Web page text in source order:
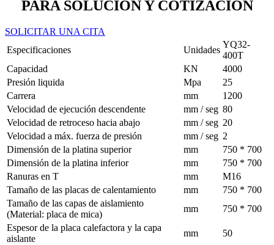
PARA SOLUCIÓN Y COTIZACIÓN
SOLICITAR UNA CITA
Especificaciones
Unidades
YQ32-
400T
Capacidad
KN
4000
Presión liquida
Mpa
25
Carrera
mm
1200
Velocidad de ejecución descendente
mm / seg 80
Velocidad de retroceso hacia abajo
mm / seg 20
Velocidad a máx. fuerza de presión
mm / seg 2
Dimensión de la platina superior
mm
750 * 700
Dimensión de la platina inferior
mm
750 * 700
Ranuras en T
mm
M16
Tamaño de las placas de calentamiento
mm
750 * 700
Tamaño de las capas de aislamiento
(Material: placa de mica)
mm
750 * 700
Espesor de la placa calefactora y la capa
aislante
mm
50